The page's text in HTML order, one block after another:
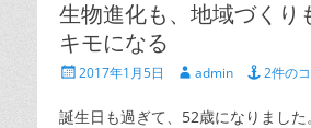
生物進化も、地域づくり
キモになる
投
日
2017年1月5日
投
者
admin 2件の
誕生日も過ぎて、52歳になりまし